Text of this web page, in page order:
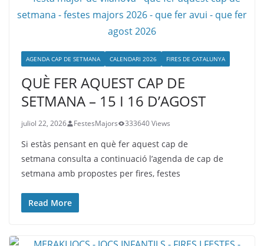
AGENDA CAP DE SETMANA CALENDARI 2026 FIRES DE CATALUNYA
QUÈ FER AQUEST CAP DE
SETMANA – 15 I 16 D’AGOST
juliol 22, 2026 FestesMajors 333640 Views
Si estàs pensant en què fer aquest cap de
setmana consulta a continuació l’agenda de cap de
setmana amb propostes per fires, festes
Read More